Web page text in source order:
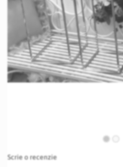
to
Scrie o recenzie